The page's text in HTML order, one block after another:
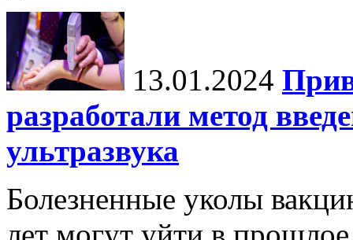
13.01.2024
разработали метод
ультразвука
Болезненные уколы